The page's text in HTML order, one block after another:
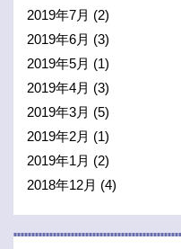
2019年7月 (2)
2019年6月 (3)
2019年5月 (1)
2019年4月 (3)
2019年3月 (5)
2019年2月 (1)
2019年1月 (2)
2018年12月 (4)